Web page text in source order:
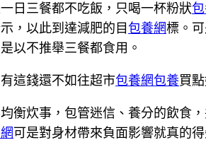
三餐都不吃飯，只喝一杯粉狀
，以此到達減肥的目包養網標。
以不推舉三餐都食用。
這錢還不如往超市包養網包養買
炊事，包管迷信、養分的飲食，
可是對身材帶來負面影響就真的得